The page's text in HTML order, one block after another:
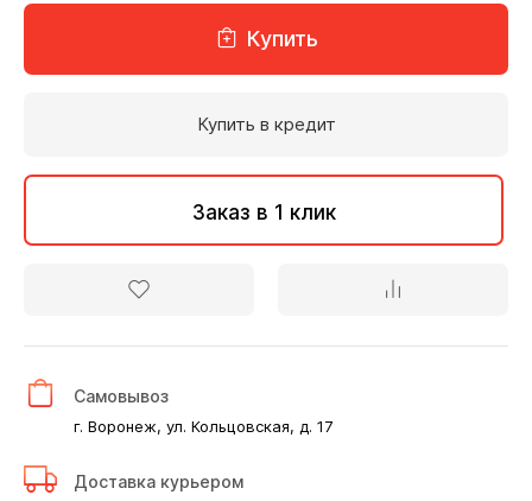
Купить
Купить в кредит
Заказ в 1 клик
Самовывоз
г. Воронеж, ул. Кольцовская, д. 17
Доставка курьером